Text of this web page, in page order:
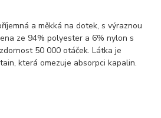
a měkká na dotek, s výraznou
ze 94% polyester a 6% nylon s
50 000 otáček. Látka je
která omezuje absorpci kapalin.